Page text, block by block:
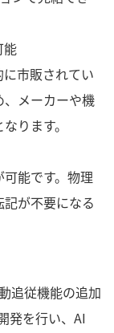
能
市販されてい
メーカーや機
ります。
能です。物理
が不要になる
追従機能の追加
発を行い、AI